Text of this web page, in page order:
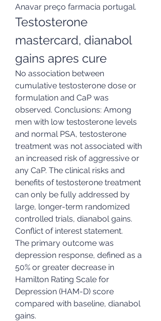
Anavar preço farmacia portugal.
Testosterone
mastercard, dianabol
gains apres cure
No association between
cumulative testosterone dose or
formulation and CaP was
observed. Conclusions: Among
men with low testosterone levels
and normal PSA, testosterone
treatment was not associated with
an increased risk of aggressive or
any CaP. The clinical risks and
benefits of testosterone treatment
can only be fully addressed by
large, longer-term randomized
controlled trials, dianabol gains.
Conflict of interest statement.
The primary outcome was
depression response, defined as a
50% or greater decrease in
Hamilton Rating Scale for
Depression (HAM-D) score
compared with baseline, dianabol
gains.